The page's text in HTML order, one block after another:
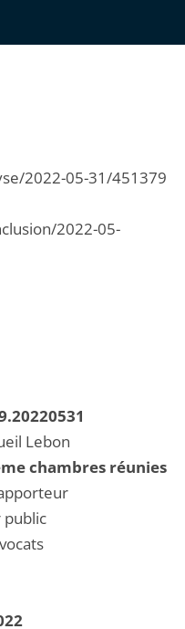
Lebon
chambres réunies
public
2022-05-31/451379
2022-05-